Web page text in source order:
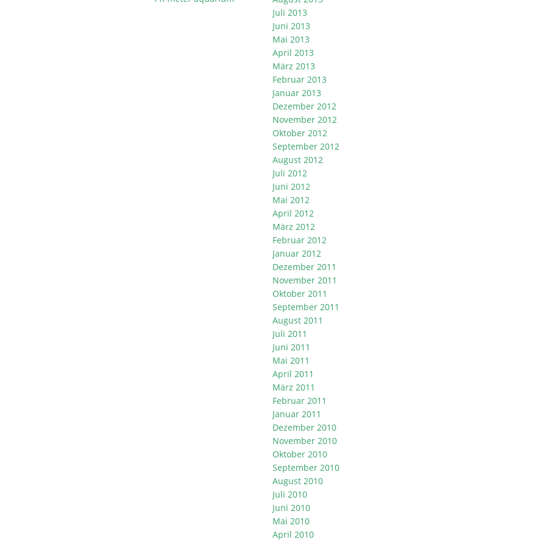
Juli 2013
Juni 2013
Mai 2013
April 2013
März 2013
Februar 2013
Januar 2013
Dezember 2012
November 2012
Oktober 2012
September 2012
August 2012
Juli 2012
Juni 2012
Mai 2012
April 2012
März 2012
Februar 2012
Januar 2012
Dezember 2011
November 2011
Oktober 2011
September 2011
August 2011
Juli 2011
Juni 2011
Mai 2011
April 2011
März 2011
Februar 2011
Januar 2011
Dezember 2010
November 2010
Oktober 2010
September 2010
August 2010
Juli 2010
Juni 2010
Mai 2010
April 2010